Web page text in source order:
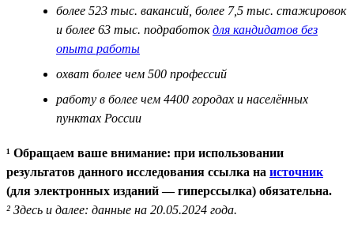
более 523 тыс. вакансий, более 7,5 тыс. стажировок
и более 63 тыс. подработокдля кандидатов без
опыта работы
охват более чем 500 профессий
работу в более чем 4400 городах и населённых
пунктах России
¹ Обращаем ваше внимание: при использовании
результатов данного исследования ссылка на источник
(для электронных изданий — гиперссылка) обязательна.
² Здесь и далее: данные на 20.05.2024 года.